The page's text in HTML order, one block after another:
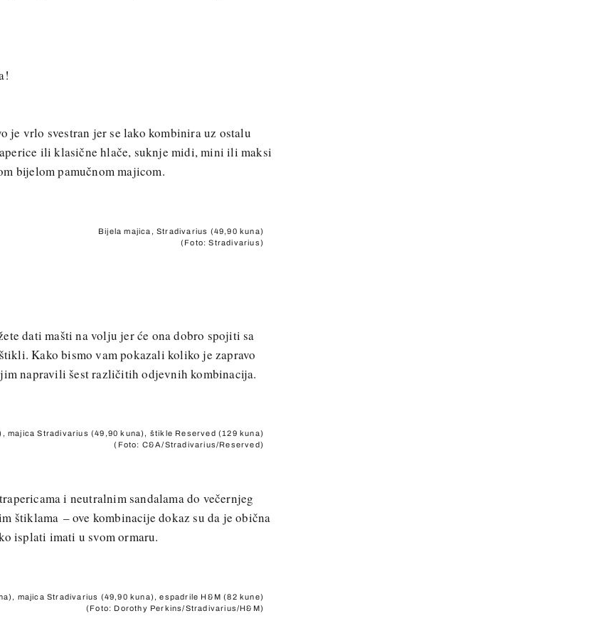
je vrlo svestran jer se lako kombinira uz ostalu
ili klasične hlače, suknje midi, mini ili maksi
bijelom pamučnom majicom.
Bijela majica, Stradivarius (49,90 kuna)
(Foto: Stradivarius)
dati mašti na volju jer će ona dobro spojiti sa
Kako bismo vam pokazali koliko je zapravo
napravili šest različitih odjevnih kombinacija.
majica Stradivarius (49,90 kuna), štikle Reserved (129 kuna)
(Foto: C&A/Stradivarius/Reserved)
trapericama i neutralnim sandalama do večernjeg
štiklama – ove kombinacije dokaz su da je obična
isplati imati u svom ormaru.
majica Stradivarius (49,90 kuna), espadrile H&M (82 kune)
(Foto: Dorothy Perkins/Stradivarius/H&M)